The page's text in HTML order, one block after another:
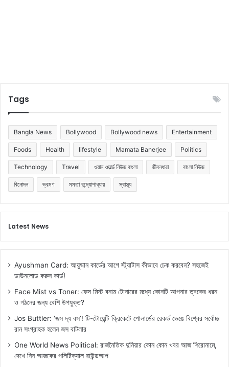
Tags
Bangla News Bollywood Bollywood news Entertainment
Foods Health lifestyle Mamata Banerjee Politics
Technology Travel ওয়ান ওয়ার্ল্ড নিউজ বাংলা জীবনধারা বাংলা নিউজ
বিনোদন ভ্রমণ মমতা বন্দ্যোপাধ্যায় স্বাস্থ্য
Latest News
Ayushman Card: আয়ুষ্মান কার্ডের আগে স্ট্যাটাস কীভাবে চেক করবেন? সহজেই
ডাউনলোড করুন কার্ড!
Face Mist vs Toner: ফেস মিস্ট বনাম টোনারের মধ্যে কোনটি আপনার ত্বকের ধরন
ও গঠনের জন্য বেশি উপযুক্ত?
Jos Buttler: ‘জস দ্য বস’! টি-টোয়েন্টি ক্রিকেটে পোলার্ডের রেকর্ড ভেঙে বিশ্বের সর্বোচ্চ
রান সংগ্রাহক হলেন জস বাটলার
One World News Political: রাজনৈতিক দুনিয়ার কোন কোন খবর আজ শিরোনামে,
দেখে নিন আজকের পলিটিক্যাল রাউন্ডআপ